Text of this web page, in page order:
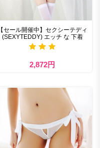
【セール開催中】セクシーテディ
(SEXYTEDDY) エッチ な 下着
2,872円